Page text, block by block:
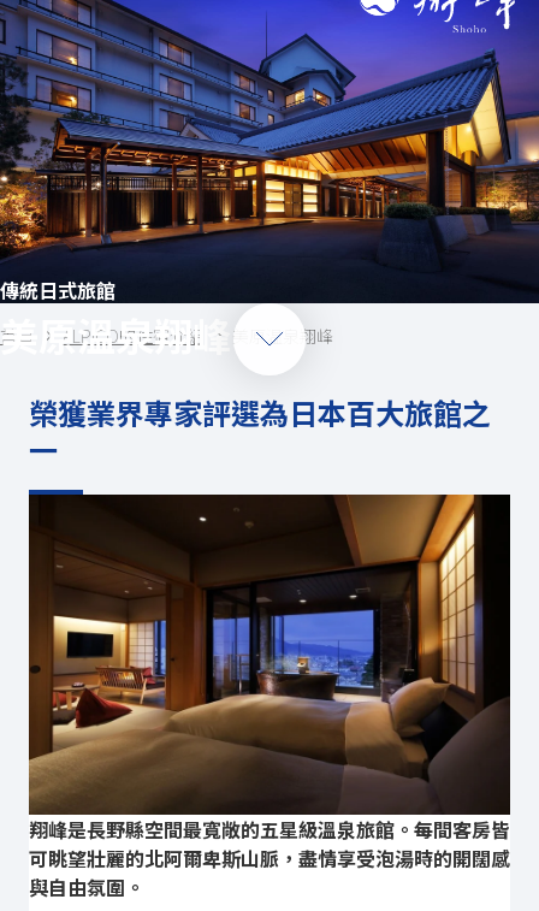
傳統日式旅館
美原溫泉翔峰
首頁 ALPICO的住宿介紹 美原温泉翔峰
榮獲業界專家評選為日本百大旅館之
一
翔峰是長野縣空間最寬敞的五星級溫泉旅館。每間客房皆
可眺望壯麗的北阿爾卑斯山脈，盡情享受泡湯時的開闊感
與自由氛圍。